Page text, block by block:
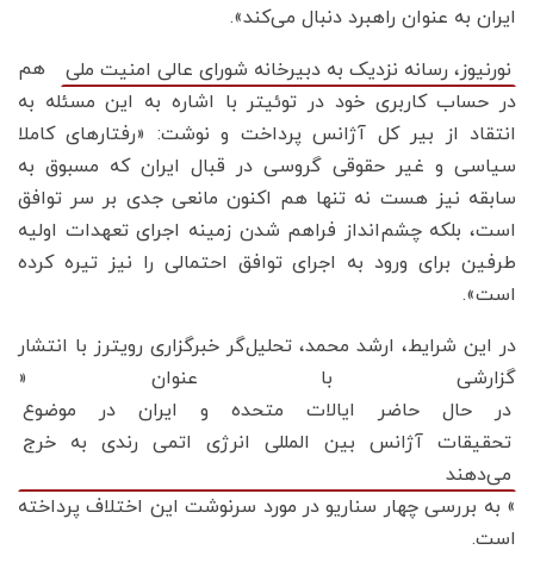
ایران به عنوان راهبرد دنبال می‌کند».
نورنیوز، رسانه نزدیک به دبیرخانه شورای عالی امنیت ملی
هم
در حساب کاربری خود در توئیتر با اشاره به این مسئله به
انتقاد از بیر کل آژانس پرداخت و نوشت: «رفتارهای کاملا
سیاسی و غیر حقوقی گروسی در قبال ایران که مسبوق به
سابقه نیز هست نه تنها هم اکنون مانعی جدی بر سر توافق
است، بلکه چشم‌انداز فراهم شدن زمینه اجرای تعهدات اولیه
طرفین برای ورود به اجرای توافق احتمالی را نیز تیره کرده
است».
در این شرایط، ارشد محمد، تحلیل‌گر خبرگزاری رویترز با انتشار
گزارشی با عنوان «
در حال حاضر ایالات متحده و ایران در موضوع
تحقیقات آژانس بین المللی انرژی اتمی رندی به خرج
می‌دهند
» به بررسی چهار سناریو در مورد سرنوشت این اختلاف پرداخته
است.